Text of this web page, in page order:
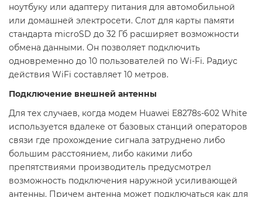
ноутбуку или адаптеру питания для автомобильной
или домашней электросети. Слот для карты памяти
стандарта microSD до 32 Гб расширяет возможности
обмена данными. Он позволяет подключить
одновременно до 10 пользователей по Wi-Fi. Радиус
действия WiFi составляет 10 метров.
Подключение внешней антенны
Для тех случаев, когда модем Huawei E8278s-602 White
используется вдалеке от базовых станций операторов
связи где прохождение сигнала затруднено либо
большим расстоянием, либо какими либо
препятствиями производитель предусмотрел
возможность подключения наружной усиливающей
антенны. Причем антенна может подключаться как для